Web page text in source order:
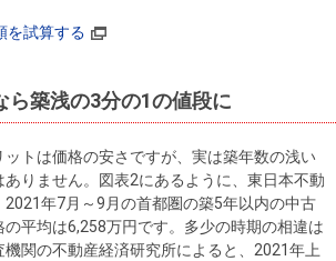
を試算する
ら築浅の3分の1の値段に
トは価格の安さですが、実は築年数の浅い
りません。図表2にあるように、東日本不動
2021年7月～9月の首都圏の築5年以内の中古
平均は6,258万円です。多少の時期の相違は
関の不動産経済研究所によると、2021年上